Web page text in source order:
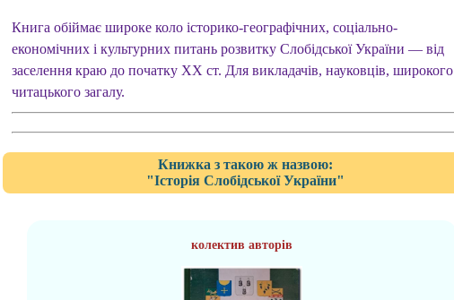
Книга обіймає широке коло історико-географічних, соціально-
економічних і культурних питань розвитку Слобідської України — від
заселення краю до початку XX ст. Для викладачів, науковців, широкого
читацького загалу.
Книжка з такою ж назвою:
"Історія Слобідської України"
колектив авторів